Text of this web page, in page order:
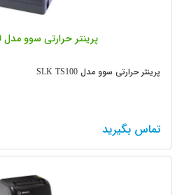
پرینتر حرارتی سوو مدل SLK TS100
پرینتر حرارتی سوو مدل SLK TS100
تماس بگیرید